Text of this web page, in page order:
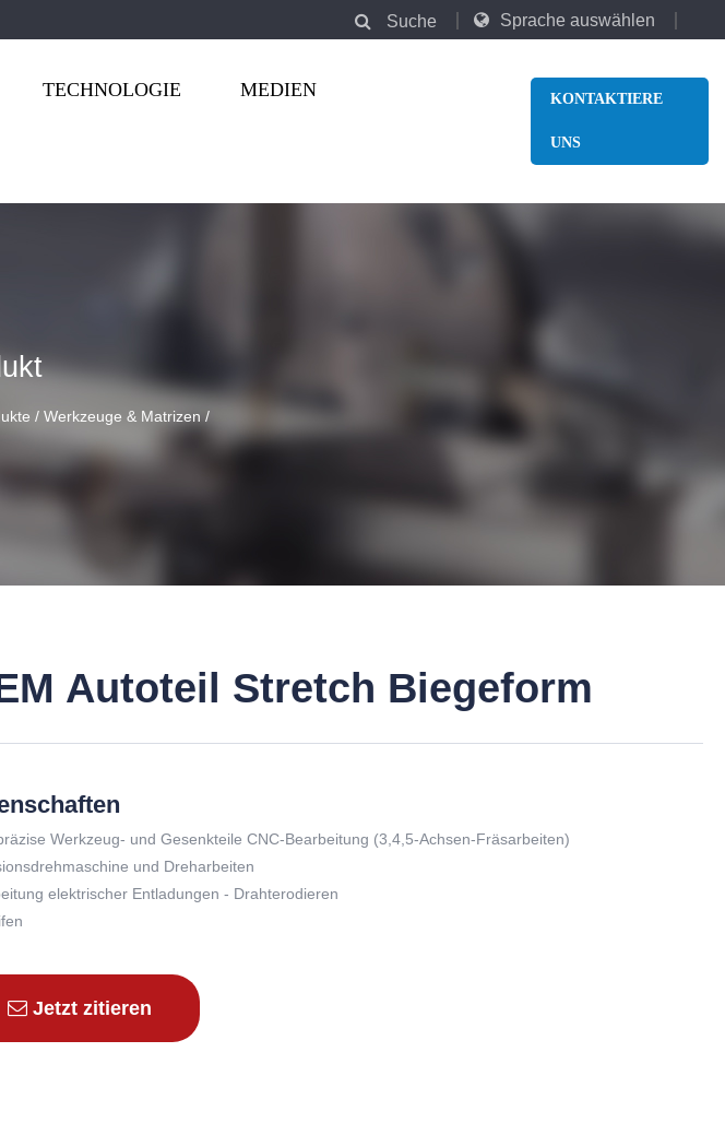
Suche Sprache auswählen
TECHNOLOGIE MEDIEN KONTAKTIERE
UNS
/ Werkzeuge & Matrizen /
Autoteil Stretch Biegeform
Werkzeug- und Gesenkteile CNC-Bearbeitung (3,4,5-Achsen-Fräsarbeiten)
und Dreharbeiten
elektrischer Entladungen - Drahterodieren
Jetzt zitieren